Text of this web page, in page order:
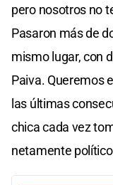
pero nosotros no
Pasaron más de
mismo lugar, con
Paiva. Queremos
las últimas
chica cada vez
netamente